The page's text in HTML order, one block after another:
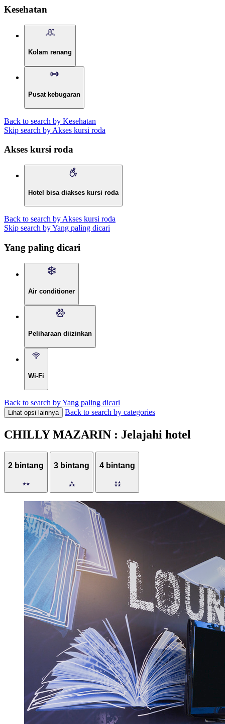
Kesehatan
Kolam renang
Pusat kebugaran
Back to search by Kesehatan
Skip search by Akses kursi roda
Akses kursi roda
Hotel bisa diakses kursi roda
Back to search by Akses kursi roda
Skip search by Yang paling dicari
Yang paling dicari
Air conditioner
Peliharaan diizinkan
Wi-Fi
Back to search by Yang paling dicari
Lihat opsi lainnya Back to search by categories
CHILLY MAZARIN : Jelajahi hotel
2 bintang 3 bintang 4 bintang